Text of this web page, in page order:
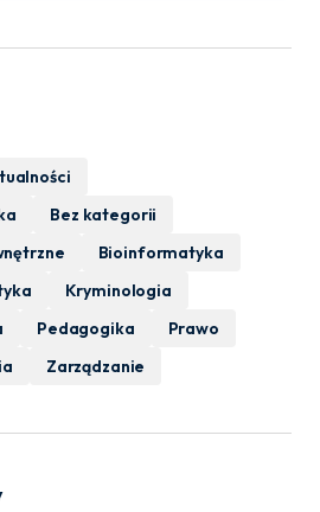
Bez kategorii
Bioinformatyka
Kryminologia
Pedagogika
Prawo
Zarządzanie